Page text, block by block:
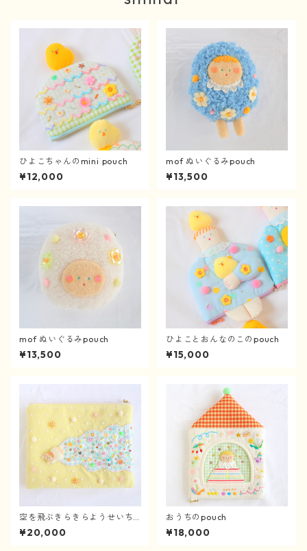
ひよこちゃんのmini pouch
¥12,000
mof ぬいぐるみpouch
¥13,500
mof ぬいぐるみpouch
¥13,500
ひよことおんなのこのpouch
¥15,000
空を飛ぶきらきらようせいち
ゃんのpouch
¥20,000
おうちのpouch
¥18,000